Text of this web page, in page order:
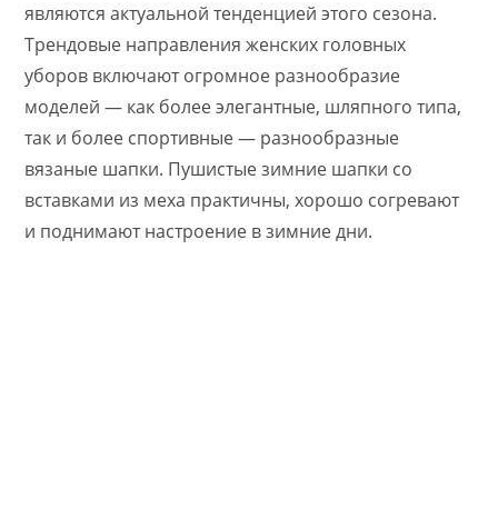
являются актуальной тенденцией этого сезона.
Трендовые направления женских головных
уборов включают огромное разнообразие
моделей — как более элегантные, шляпного типа,
так и более спортивные — разнообразные
вязаные шапки. Пушистые зимние шапки со
вставками из меха практичны, хорошо согревают
и поднимают настроение в зимние дни.